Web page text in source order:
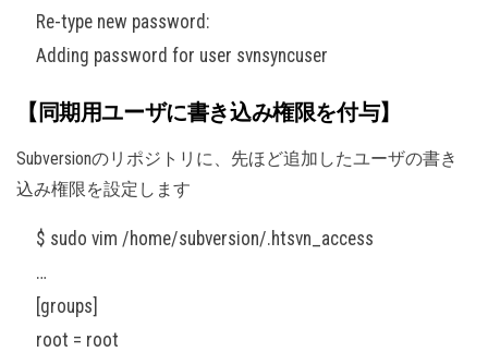
Re-type new password:
Adding password for user svnsyncuser
【同期用ユーザに書き込み権限を付与】
Subversionのリポジトリに、先ほど追加したユーザの書き
込み権限を設定します
$ sudo vim /home/subversion/.htsvn_access
…
[groups]
root = root